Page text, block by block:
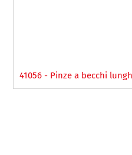
41056 - Pinze a becchi